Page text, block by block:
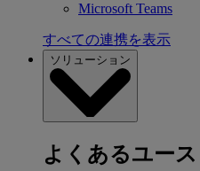
Microsoft Teams
すべての連携を表示
ソリューション
よくあるユー